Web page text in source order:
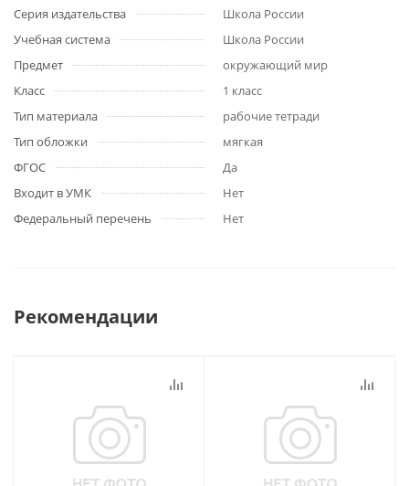
Серия издательства
Школа России
Учебная система
Школа России
Предмет
окружающий мир
Класс
1 класс
Тип материала
рабочие тетради
Тип обложки
мягкая
ФГОС
Да
Входит в УМК
Нет
Федеральный перечень
Нет
Рекомендации